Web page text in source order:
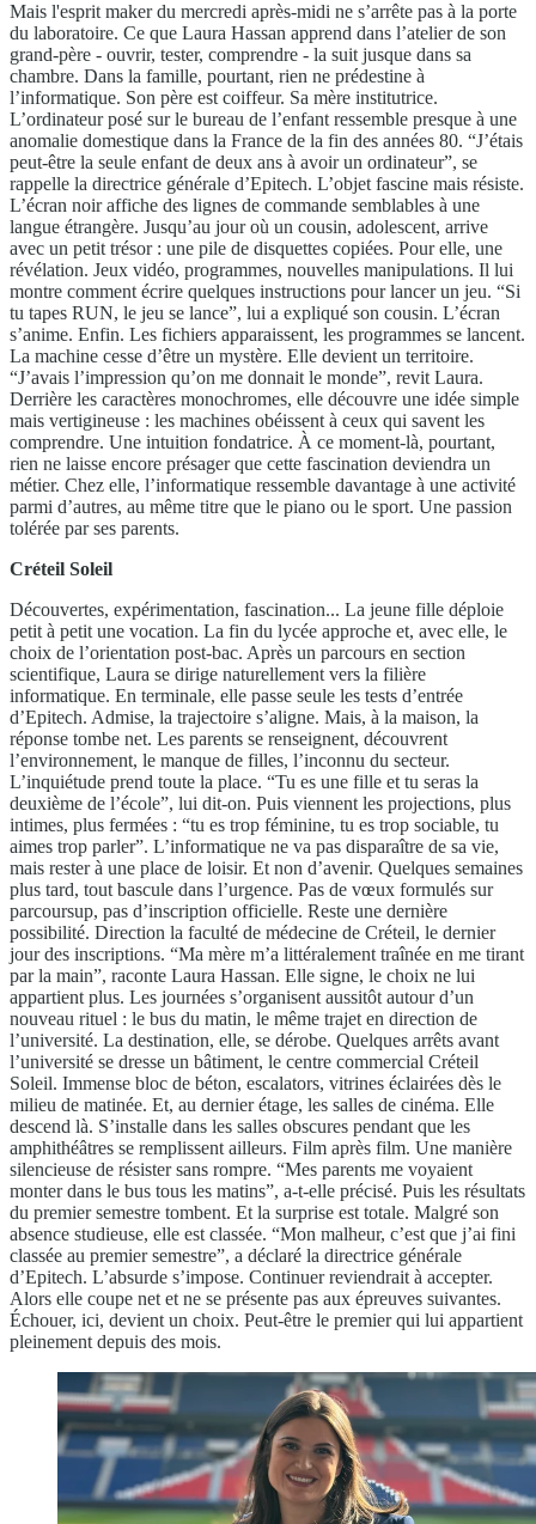
Mais l'esprit maker du mercredi après-midi ne s’arrête pas à la porte
du laboratoire. Ce que Laura Hassan apprend dans l’atelier de son
grand-père - ouvrir, tester, comprendre - la suit jusque dans sa
chambre. Dans la famille, pourtant, rien ne prédestine à
l’informatique. Son père est coiffeur. Sa mère institutrice.
L’ordinateur posé sur le bureau de l’enfant ressemble presque à une
anomalie domestique dans la France de la fin des années 80. “J’étais
peut-être la seule enfant de deux ans à avoir un ordinateur”, se
rappelle la directrice générale d’Epitech. L’objet fascine mais résiste.
L’écran noir affiche des lignes de commande semblables à une
langue étrangère. Jusqu’au jour où un cousin, adolescent, arrive
avec un petit trésor : une pile de disquettes copiées. Pour elle, une
révélation. Jeux vidéo, programmes, nouvelles manipulations. Il lui
montre comment écrire quelques instructions pour lancer un jeu. “Si
tu tapes RUN, le jeu se lance”, lui a expliqué son cousin. L’écran
s’anime. Enfin. Les fichiers apparaissent, les programmes se lancent.
La machine cesse d’être un mystère. Elle devient un territoire.
“J’avais l’impression qu’on me donnait le monde”, revit Laura.
Derrière les caractères monochromes, elle découvre une idée simple
mais vertigineuse : les machines obéissent à ceux qui savent les
comprendre. Une intuition fondatrice. À ce moment-là, pourtant,
rien ne laisse encore présager que cette fascination deviendra un
métier. Chez elle, l’informatique ressemble davantage à une activité
parmi d’autres, au même titre que le piano ou le sport. Une passion
tolérée par ses parents.
Créteil Soleil
Découvertes, expérimentation, fascination... La jeune fille déploie
petit à petit une vocation. La fin du lycée approche et, avec elle, le
choix de l’orientation post-bac. Après un parcours en section
scientifique, Laura se dirige naturellement vers la filière
informatique. En terminale, elle passe seule les tests d’entrée
d’Epitech. Admise, la trajectoire s’aligne. Mais, à la maison, la
réponse tombe net. Les parents se renseignent, découvrent
l’environnement, le manque de filles, l’inconnu du secteur.
L’inquiétude prend toute la place. “Tu es une fille et tu seras la
deuxième de l’école”, lui dit-on. Puis viennent les projections, plus
intimes, plus fermées : “tu es trop féminine, tu es trop sociable, tu
aimes trop parler”. L’informatique ne va pas disparaître de sa vie,
mais rester à une place de loisir. Et non d’avenir. Quelques semaines
plus tard, tout bascule dans l’urgence. Pas de vœux formulés sur
parcoursup, pas d’inscription officielle. Reste une dernière
possibilité. Direction la faculté de médecine de Créteil, le dernier
jour des inscriptions. “Ma mère m’a littéralement traînée en me tirant
par la main”, raconte Laura Hassan. Elle signe, le choix ne lui
appartient plus. Les journées s’organisent aussitôt autour d’un
nouveau rituel : le bus du matin, le même trajet en direction de
l’université. La destination, elle, se dérobe. Quelques arrêts avant
l’université se dresse un bâtiment, le centre commercial Créteil
Soleil. Immense bloc de béton, escalators, vitrines éclairées dès le
milieu de matinée. Et, au dernier étage, les salles de cinéma. Elle
descend là. S’installe dans les salles obscures pendant que les
amphithéâtres se remplissent ailleurs. Film après film. Une manière
silencieuse de résister sans rompre. “Mes parents me voyaient
monter dans le bus tous les matins”, a-t-elle précisé. Puis les résultats
du premier semestre tombent. Et la surprise est totale. Malgré son
absence studieuse, elle est classée. “Mon malheur, c’est que j’ai fini
classée au premier semestre”, a déclaré la directrice générale
d’Epitech. L’absurde s’impose. Continuer reviendrait à accepter.
Alors elle coupe net et ne se présente pas aux épreuves suivantes.
Échouer, ici, devient un choix. Peut-être le premier qui lui appartient
pleinement depuis des mois.